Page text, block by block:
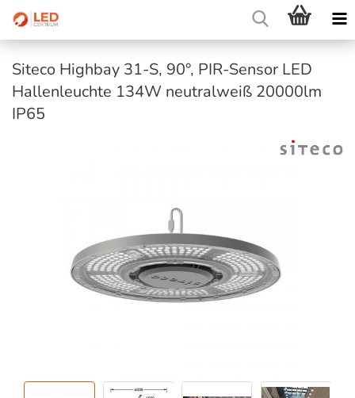
Siteco Highbay 31-S, 90°, PIR-Sensor LED
Hallenleuchte 134W neutralweiß 20000lm
IP65